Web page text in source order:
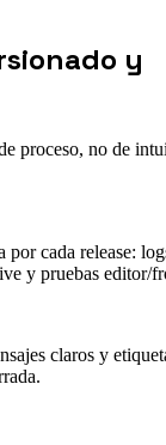
y
proceso, no de
por cada release:
y pruebas editor/
claros y